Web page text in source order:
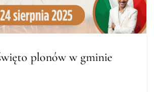
plonów w gminie